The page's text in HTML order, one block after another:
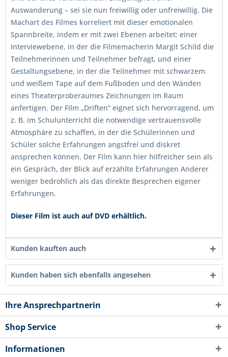
Auswanderung – sei sie nun freiwillig oder unfreiwillig. Die
Machart des Filmes korreliert mit dieser emotionalen
Spannbreite, indem er mit zwei Ebenen arbeitet: einer
Interviewebene, in der die Filmemacherin Margit Schild die
Teilnehmerinnen und Teilnehmer befragt, und einer
Gestaltungsebene, in der die Teilnehmer mit schwarzem
und weißem Tape auf dem Fußboden und den Wänden
eines Theaterproberaumes Zeichnungen im Raum
anfertigen. Der Film „Driften“ eignet sich hervorragend, um
z. B. im Schulunterricht die notwendige vertrauensvolle
Atmosphäre zu schaffen, in der die Schülerinnen und
Schüler solche Erfahrungen angstfrei und diskret
ansprechen können. Der Film kann hier hilfreicher sein als
ein Gespräch, der Blick auf erzählte Erfahrungen Anderer
weniger bedrohlich als das direkte Besprechen eigener
Erfahrungen.
Dieser Film ist auch auf DVD erhältlich.
Kunden kauften auch
Kunden haben sich ebenfalls angesehen
Ihre Ansprechpartnerin
Shop Service
Informationen